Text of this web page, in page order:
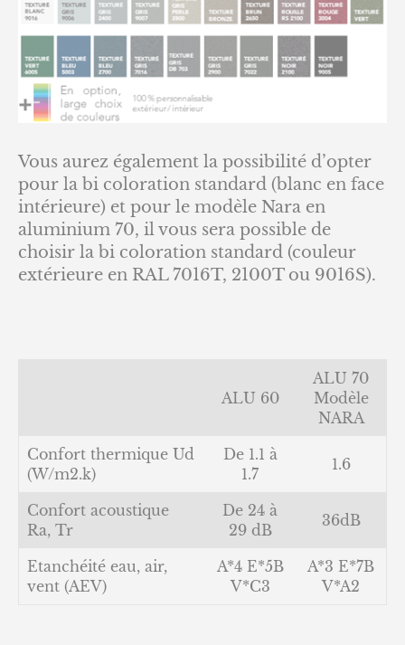
Vous aurez également la possibilité d’opter
pour la bi coloration standard (blanc en face
intérieure) et pour le modèle Nara en
aluminium 70, il vous sera possible de
choisir la bi coloration standard (couleur
extérieure en RAL 7016T, 2100T ou 9016S).
ALU 60
ALU 70
Modèle
NARA
Confort thermique Ud
(W/m2.k)
De 1.1 à
1.7
1.6
Confort acoustique
Ra, Tr
De 24 à
29 dB
36dB
Etanchéité eau, air,
vent (AEV)
A*4 E*5B
V*C3
A*3 E*7B
V*A2